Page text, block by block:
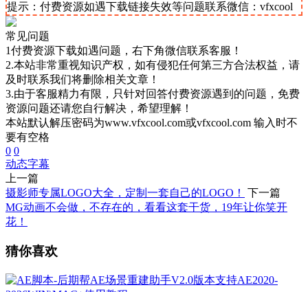
提示：付费资源如遇下载链接失效等问题联系微信：vfxcool
常见问题
1付费资源下载如遇问题，右下角微信联系客服！
2.本站非常重视知识产权，如有侵犯任何第三方合法权益，请
及时联系我们将删除相关文章！
3.由于客服精力有限，只针对回答付费资源遇到的问题，免费
资源问题还请您自行解决，希望理解！
本站默认解压密码为www.vfxcool.com或vfxcool.com 输入时不
要有空格
0 0
动态字幕
上一篇
摄影师专属LOGO大全，定制一套自己的LOGO！
下一篇
MG动画不会做，不存在的，看看这套干货，19年让你笑开
花！
猜你喜欢